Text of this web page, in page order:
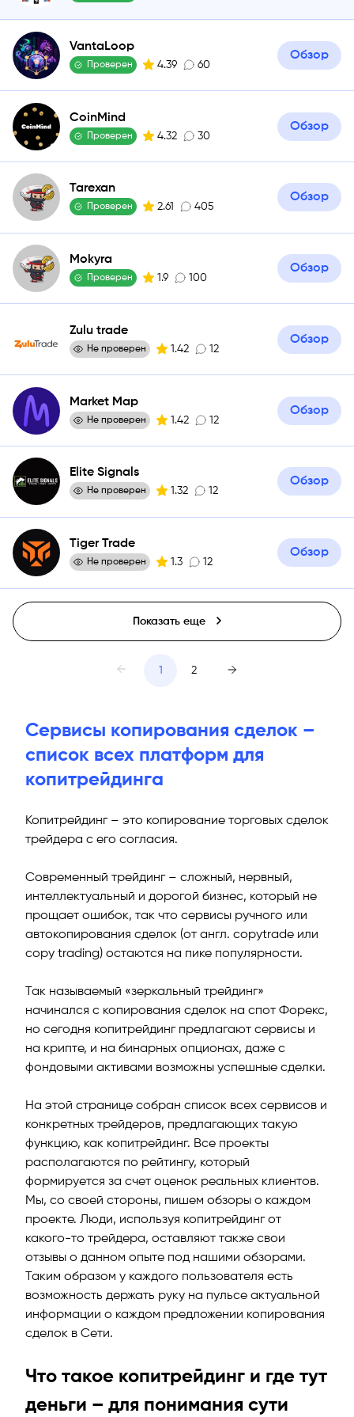
VantaLoop
Проверен 4.39 60
Обзор
CoinMind
Проверен 4.32 30
Обзор
Tarexan
Проверен 2.61 405
Обзор
Mokyra
Проверен 1.9 100
Обзор
Zulu trade
Не проверен 1.42 12
Обзор
Market Map
Не проверен 1.42 12
Обзор
Elite Signals
Не проверен 1.32 12
Обзор
Tiger Trade
Не проверен 1.3 12
Обзор
Показать еще
1 2
Сервисы копирования сделок –
список всех платформ для
копитрейдинга
Копитрейдинг – это копирование торговых сделок
трейдера с его согласия.
Современный трейдинг – сложный, нервный,
интеллектуальный и дорогой бизнес, который не
прощает ошибок, так что сервисы ручного или
автокопирования сделок (от англ. copytrade или
copy trading) остаются на пике популярности.
Так называемый «зеркальный трейдинг»
начинался с копирования сделок на спот Форекс,
но сегодня копитрейдинг предлагают сервисы и
на крипте, и на бинарных опционах, даже с
фондовыми активами возможны успешные сделки.
На этой странице собран список всех сервисов и
конкретных трейдеров, предлагающих такую
функцию, как копитрейдинг. Все проекты
располагаются по рейтингу, который
формируется за счет оценок реальных клиентов.
Мы, со своей стороны, пишем обзоры о каждом
проекте. Люди, используя копитрейдинг от
какого-то трейдера, оставляют также свои
отзывы о данном опыте под нашими обзорами.
Таким образом у каждого пользователя есть
возможность держать руку на пульсе актуальной
информации о каждом предложении копирования
сделок в Сети.
Что такое копитрейдинг и где тут
деньги – для понимания сути